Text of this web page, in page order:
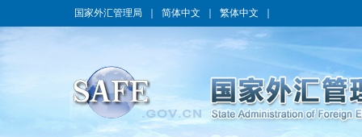
国家外汇管理局 简体中文 繁体中文